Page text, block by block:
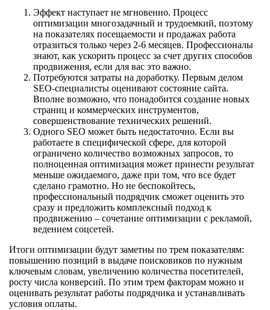
Эффект наступает не мгновенно. Процесс
оптимизации многозадачный и трудоемкий, поэтому
на показателях посещаемости и продажах работа
отразиться только через 2-6 месяцев. Профессионалы
знают, как ускорить процесс за счет других способов
продвижения, если для вас это важно.
Потребуются затраты на доработку. Первым делом
SEO-специалисты оценивают состояние сайта.
Вполне возможно, что понадобится создание новых
страниц и коммерческих инструментов,
совершенствование технических решений.
Одного SEO может быть недостаточно. Если вы
работаете в специфической сфере, для которой
ограничено количество возможных запросов, то
полноценная оптимизация может принести результат
меньше ожидаемого, даже при том, что все будет
сделано грамотно. Но не беспокойтесь,
профессиональный подрядчик сможет оценить это
сразу и предложить комплексный подход к
продвижению – сочетание оптимизации с рекламой,
ведением соцсетей.
Итоги оптимизации будут заметны по трем показателям:
повышению позиций в выдаче поисковиков по нужным
ключевым словам, увеличению количества посетителей,
росту числа конверсий. По этим трем факторам можно и
оценивать результат работы подрядчика и устанавливать
условия оплаты.